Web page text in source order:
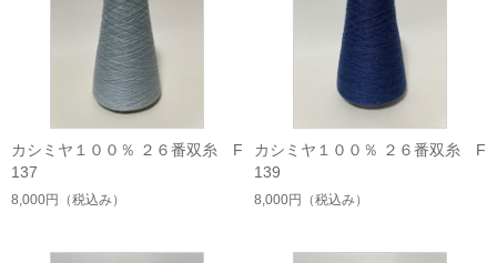
カシミヤ１００％ ２６番双糸 F
137
8,000円 （税込み）
カシミヤ１００％ ２６番双糸 F
139
8,000円 （税込み）